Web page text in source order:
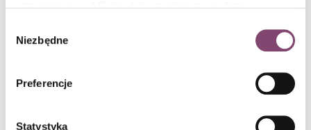
polityce cookies
zgody
Niezbędne
Preferencje
Statystyka